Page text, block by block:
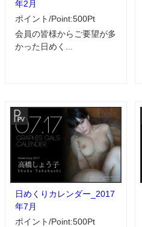
年2月
ポイント/Point:500Pt
会員の皆様からご要望が多
かった日めく...
日めくりカレンダー_2017
年7月
ポイント/Point:500Pt